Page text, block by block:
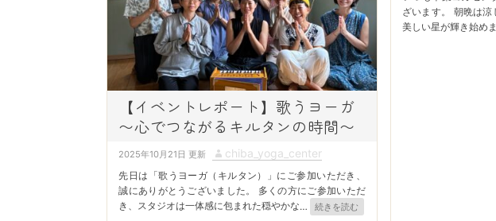
【イベントレポート】歌うヨーガ
〜心でつながるキルタンの時間〜
P
o
s
t
2025年10月21日
A
u
t
h
chiba_yoga_center
先日は「歌うヨーガ（キルタン）」にご参加いただき、
誠にありがとうございました。 多くの方にご参加いただ
き、スタジオは一体感に包まれた穏やかな… 続きを読む
s
t
t
h
ざいます。 朝晩は
美しい星が輝き始め